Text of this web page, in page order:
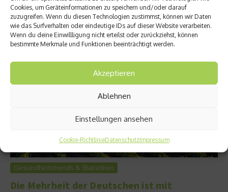
Cookies, um Geräteinformationen zu speichern und/oder darauf
zuzugreifen. Wenn du diesen Technologien zustimmst, können wir Daten
wie das Surfverhalten oder eindeutige IDs auf dieser Website verarbeiten.
Wenn du deine Einwillligung nicht erteilst oder zurückziehst, können
bestimmte Merkmale und Funktionen beeinträchtigt werden.
Akzeptieren
Ablehnen
Einstellungen ansehen
Cookie-RichtlinieDatenschutzImpressum
voll im europäischen Trend....
Weiterlesen
Gesundheitstrends & Statistiken
Die Mehrheit der Deutschen ist mit